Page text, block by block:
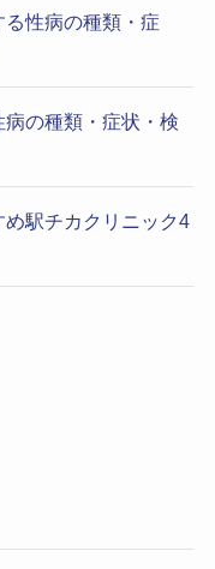
性病の種類・症
の種類・症状・検
め駅チカクリニック4